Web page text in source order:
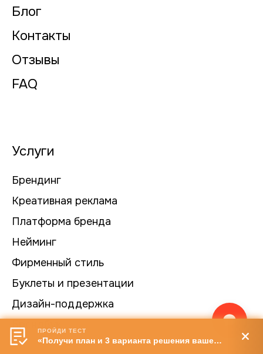
Блог
Контакты
Отзывы
FAQ
Услуги
Брендинг
Креативная реклама
Платформа бренда
Нейминг
Фирменный стиль
Буклеты и презентации
Дизайн-поддержка
БрендбукПРОЙДИ ТЕСТ
«Получи план и 3 варианта решения вашей задачи»